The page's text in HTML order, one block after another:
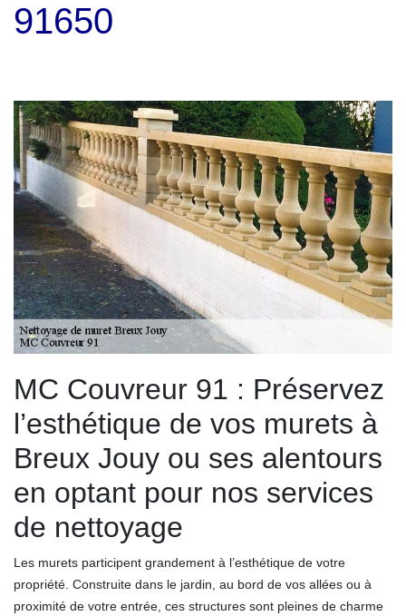
91650
MC Couvreur 91 : Préservez
l’esthétique de vos murets à
Breux Jouy ou ses alentours
en optant pour nos services
de nettoyage
Les murets participent grandement à l’esthétique de votre
propriété. Construite dans le jardin, au bord de vos allées ou à
proximité de votre entrée, ces structures sont pleines de charme